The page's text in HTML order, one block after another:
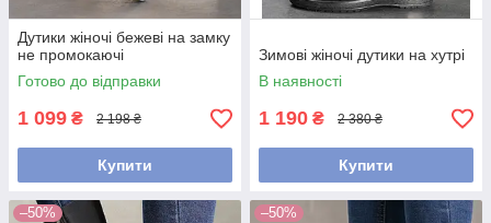
Дутики жіночі бежеві на замку
не промокаючі
Готово до відправки
1 099 ₴ 2 198 ₴
Купити
Зимові жіночі дутики на хутрі
В наявності
1 190 ₴ 2 380 ₴
Купити
–50% –50%